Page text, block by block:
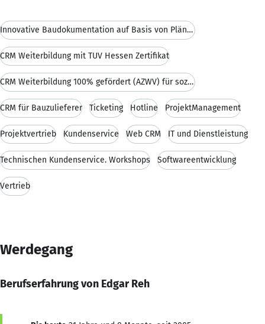
Innovative Baudokumentation auf Basis von Plänen o
CRM Weiterbildung mit TÜV Hessen Zertifikat
CRM Weiterbildung 100% gefördert (AZWV) für sozial
CRM für Bauzulieferer Ticketing Hotline ProjektManagement
Projektvertrieb Kundenservice Web CRM IT und Dienstleistung
Technischen Kundenservice. Workshops Softwareentwicklung
Vertrieb
Werdegang
Berufserfahrung von Edgar Reh